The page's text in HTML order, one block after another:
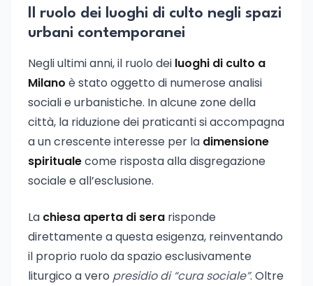
Il ruolo dei luoghi di culto negli spazi
urbani contemporanei
Negli ultimi anni, il ruolo dei luoghi di culto a
Milano è stato oggetto di numerose analisi
sociali e urbanistiche. In alcune zone della
città, la riduzione dei praticanti si accompagna
a un crescente interesse per la dimensione
spiritualecome risposta alla disgregazione
sociale e all’esclusione.
La chiesa aperta di sera risponde
direttamente a questa esigenza, reinventando
il proprio ruolo da spazio esclusivamente
liturgico a vero presidio di “cura sociale”. Oltre